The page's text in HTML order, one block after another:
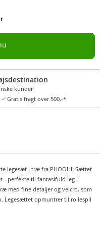
kunder
Gratis fragt over 500,-*
legesæt i træ fra PHOOHI! Sættet
- perfekte til fantasifuld leg i
med fine detaljer og velcro, som
Legesættet opmuntrer til rollespil